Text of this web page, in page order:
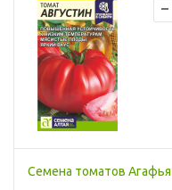
Семена томатов